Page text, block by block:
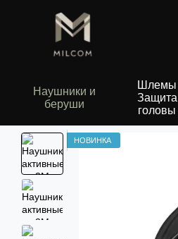
Перейти к основному контенту
Наушники и
беруши
Шлемы
Защита
головы
НОВИНКА